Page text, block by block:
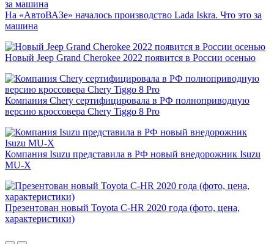
На «АвтоВАЗе» началось производство Lada Iskra. Что это за
машина
Новый Jeep Grand Cherokee 2022 появится в России осенью
Компания Chery сертифицировала в РФ полноприводную
версию кроссовера Chery Tiggo 8 Pro
Компания Isuzu представила в РФ новый внедорожник Isuzu
MU-X
Презентован новый Toyota C-HR 2020 года (фото, цена,
характеристики)